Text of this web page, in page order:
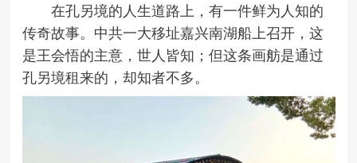
在孔另境的人生道路上，有一件鲜为人知的
传奇故事。中共一大移址嘉兴南湖船上召开，这
是王会悟的主意，世人皆知；但这条画舫是通过
孔另境租来的，却知者不多。